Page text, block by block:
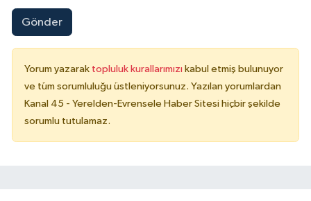
Gönder
Yorum yazarak topluluk kurallarımızı kabul etmiş bulunuyor
ve tüm sorumluluğu üstleniyorsunuz. Yazılan yorumlardan
Kanal 45 - Yerelden-Evrensele Haber Sitesi hiçbir şekilde
sorumlu tutulamaz.